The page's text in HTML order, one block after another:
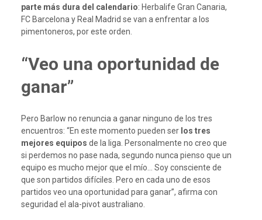
parte más dura del calendario: Herbalife Gran Canaria,
FC Barcelona y Real Madrid se van a enfrentar a los
pimentoneros, por este orden.
“Veo una oportunidad de
ganar”
Pero Barlow no renuncia a ganar ninguno de los tres
encuentros: “En este momento pueden ser los tres
mejores equipos de la liga. Personalmente no creo que
si perdemos no pase nada, segundo nunca pienso que un
equipo es mucho mejor que el mío… Soy consciente de
que son partidos difíciles. Pero en cada uno de esos
partidos veo una oportunidad para ganar”, afirma con
seguridad el ala-pivot australiano.